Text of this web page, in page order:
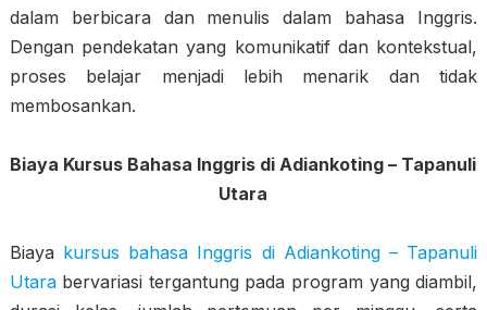
dalam berbicara dan menulis dalam bahasa Inggris.
Dengan pendekatan yang komunikatif dan kontekstual,
proses belajar menjadi lebih menarik dan tidak
membosankan.
Biaya Kursus Bahasa Inggris di Adiankoting – Tapanuli
Utara
Biaya kursus bahasa Inggris di Adiankoting – Tapanuli
Utarabervariasi tergantung pada program yang diambil,